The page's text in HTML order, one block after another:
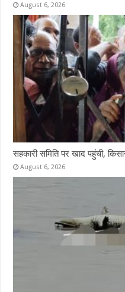
August 6, 2026
सहकारी समिति पर खाद पहुंची,
August 6, 2026